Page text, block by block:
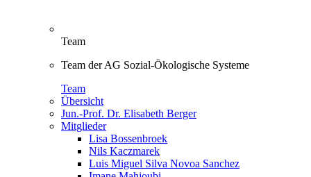
Team
Team der AG Sozial-Ökologische Systeme
Team
Übersicht
Jun.-Prof. Dr. Elisabeth Berger
Mitglieder
Lisa Bossenbroek
Nils Kaczmarek
Luis Miguel Silva Novoa Sanchez